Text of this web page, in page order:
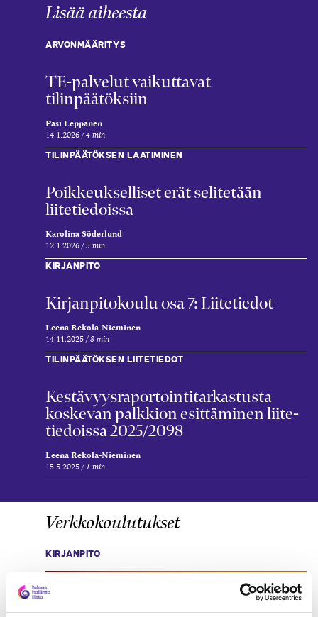
Lisää aiheesta
ARVONMÄÄRITYS
TE-palvelut vaikuttavat
tilinpäätöksiin
Pasi Leppänen
14.1.2026 4 min
TILINPÄÄTÖKSEN LAATIMINEN
Poikkeukselliset erät selitetään
liitetiedoissa
Karolina Söderlund
12.1.2026 5 min
KIRJANPITO
Kirjanpitokoulu osa 7: Liitetiedot
Leena Rekola-Nieminen
14.11.2025 8 min
TILINPÄÄTÖKSEN LIITETIEDOT
Kestävyys­raportointi­tarkastusta
koskevan palkkion esittäminen liite­
tiedoissa 2025/2098
Leena Rekola-Nieminen
15.5.2025 1 min
Verkkokoulutukset
KIRJANPITO